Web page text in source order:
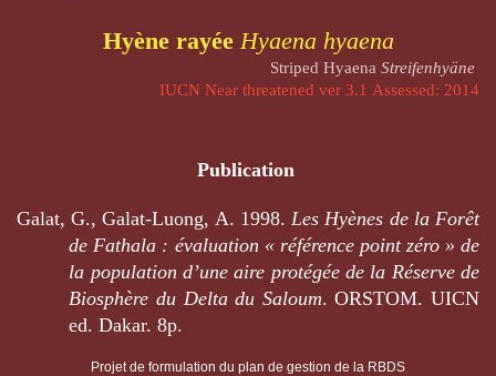
Hyène rayée Hyaena hyaena
Striped Hyaena Streifenhyäne
IUCN Near threatened ver 3.1 Assessed: 2014
Publication
Galat, G., Galat-Luong, A. 1998. Les Hyènes de la Forêt
de Fathala : évaluation « référence point zéro » de
la population d’une aire protégée de la Réserve de
Biosphère du Delta du Saloum. ORSTOM. UICN
ed. Dakar. 8p.
Projet de formulation du plan de gestion de la RBDS